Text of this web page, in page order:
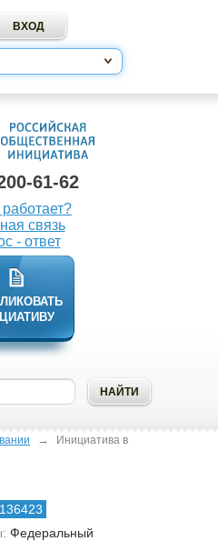
61-62
работает?
связь
- ответ
→
Инициатива в
Федеральный